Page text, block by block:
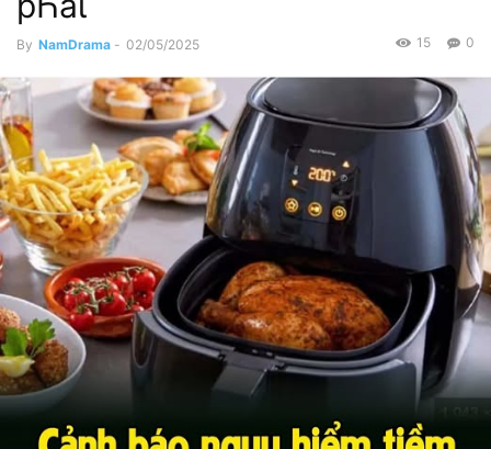
By NamDrama - 02/05/2025 0
15